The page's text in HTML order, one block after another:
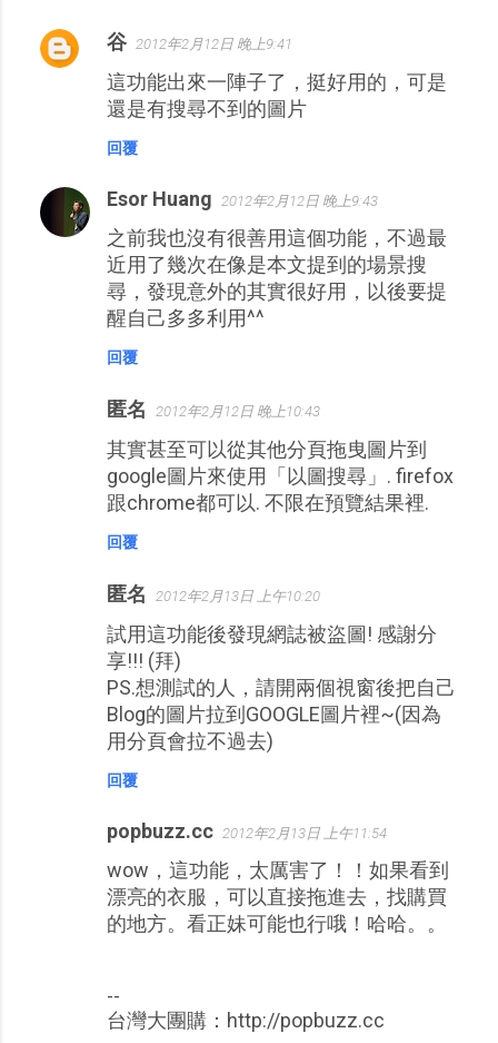
谷 2012年2月12日 晚上9:41
這功能出來一陣子了，挺好用的，可是
還是有搜尋不到的圖片
回覆
Esor Huang 2012年2月12日 晚上9:43
之前我也沒有很善用這個功能，不過最
近用了幾次在像是本文提到的場景搜
尋，發現意外的其實很好用，以後要提
醒自己多多利用^^
回覆
匿名 2012年2月12日 晚上10:43
其實甚至可以從其他分頁拖曳圖片到
google圖片來使用「以圖搜尋」. firefox
跟chrome都可以. 不限在預覽結果裡.
回覆
匿名 2012年2月13日 上午10:20
試用這功能後發現網誌被盜圖! 感謝分
享!!! (拜)
PS.想測試的人，請開兩個視窗後把自己
Blog的圖片拉到GOOGLE圖片裡~(因為
用分頁會拉不過去)
回覆
popbuzz.cc 2012年2月13日 上午11:54
wow，這功能，太厲害了！！如果看到
漂亮的衣服，可以直接拖進去，找購買
的地方。看正妹可能也行哦！哈哈。。
--
台灣大團購：http://popbuzz.cc